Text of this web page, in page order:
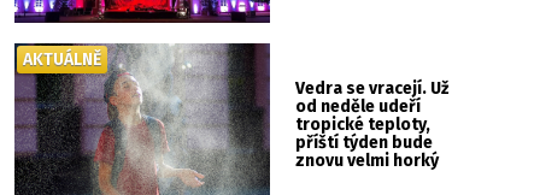
Vedra se vracejí. Už
od neděle udeří
tropické teploty,
příští týden bude
znovu velmi horký
AKTUÁLNĚ